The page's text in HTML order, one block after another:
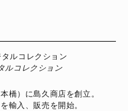
ルコレクション
橋）に島久商店を創立。
輸入、販売を開始。